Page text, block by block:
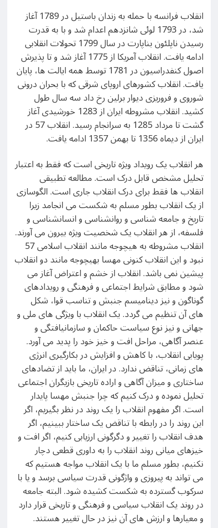
انقلاب فرانسه با حمله به زندان باستیل در 1789 آغاز
شد، در 1793 لوئی شانزدهم اعدام شد و با به قدرت
رسیدن ناپلئون بناپارت در سال 1799 تحولات انقلابی
ادامه یافت. انقلاب آمریکا از 1775 آغاز شد و تا پذیرش
اصول کنفدراسیون در 1781 توسط همه ایالت ها، پایان
یافت. انقلاب کشورهای اروپای شرقی که با بحران درونی
شوروی و فروریزی دیوار برلین رخ داد سه سال طول
کشید. انقلاب مشروطه ایران از 1283 خورشیدی آغاز
گشت تا مرداد 1285 به سرانجام رسید. انقلاب 57 در
ایران از دیماه 1356 تا بهمن 1357 ادامه یافت.
هر انقلاب یک رویداد ویژه تاریخی است که فقط به اعتبار
تحلیل مشخص قابل درک است. مطالعه تطبیقی
انقلاب ها فقط برای درک انقلاب جاری است. الگوسازی
از یک انقلاب بطور مسلم به شکست می انجامد زیرا
تاریخ و جامعه شناسی و روانشناسی و انسانشناسی و
فلسفه، از هر انقلاب یک شخصیت ویژه بیرون می آورند.
انقلاب مشروطه به هیچوجه مانند انقلاب اسلامی 57
نبود و این انقلاب کنونی مهسا بهیچوجه مانند دو انقلاب
پیشین نمی باشد. انقلاب از خشم و اعتراض آغاز می
شود و مطابق شرایط اجتماعی و فرهنگی و رویدادهای
گوناگون و نیز دینامیسم جنبش و تناسب قوا، شکل
های آن تنظیم می گردد. یک انقلاب با ویژگی های ملی و
جهانی و نیز نوع سیاست حاکمان و سازمانیافتگی و
عنصر آگاهی، مراحل افت و خیز خود را پدید می آورد.
پویایی انقلاب، با کاهش و افزایش در بکارگیری انرژی
های زمانی، تناقض ندارد. در ایران، ما باید از تضادهای
ساختاری و میزان آگاهی و اراده تاریخی بازیگران اجتماعی
تحلیل نموده و درک کنیم که چرا جنبش مهسا پایدار
است. اگر مفهوم انقلاب را یک روند در نظر بگیریم، اگر
این روند را در رابطه با تناقض یک ساختار ببینیم، اگر
هدف انقلاب را تغییر و دگرگونی ارزیابی کنیم، اگر افت و
خیزهای میانی روند انقلاب را به داوری قطعی دچار
نکنیم، بطور مسلم ما با یک انقلاب مواجه هستیم که
می تواند به پیروزی و واژگونی قدرت سیاسی برسد و یا با
سرکوب گسترده به شکست کشیده شود. البته جامعه
در روند یک انقلاب سیاسی و فرهنگی و تاریخی قرار دارد
و معیارها و ارزش های آن نیز در حال تغییر هستند.